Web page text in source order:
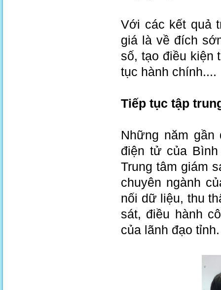
Với các kết quả
giá là về đích
số, tạo điều kiện
tục hành chính....
Tiếp tục tập
Những năm gần
điện tử của
Trung tâm giám
chuyên ngành
nối dữ liệu, thu
sát, điều hành
của lãnh đạo tỉnh.